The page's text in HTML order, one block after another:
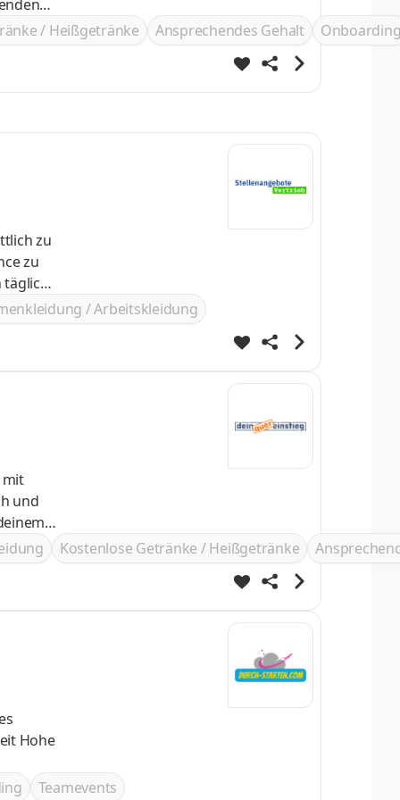
/ Heißgetränke Ansprechendes Gehalt
/ Arbeitskleidung
mit
zu
Kostenlose Getränke / Heißgetränke
Teamevents